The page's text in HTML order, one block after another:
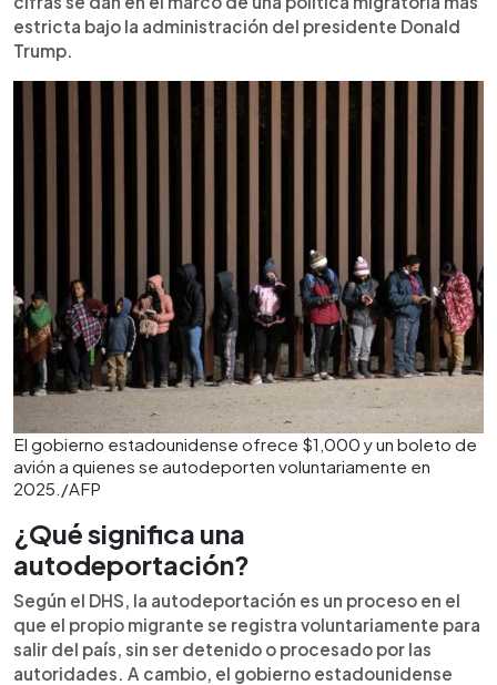
gobiernos latinoamericanos alertan sobre los
riesgos. Se recomienda a salvadoreños en EE.UU.
buscar asesoría legal antes de tomar decisiones,
otras protecciones legales.
estricta bajo la administración del presidente Donald
Trump.
El gobierno estadounidense ofrece $1,000 y un boleto de
avión a quienes se autodeporten voluntariamente en
2025./AFP
¿Qué significa una
autodeportación?
Según el DHS, la autodeportación es un proceso en el
que el propio migrante se registra voluntariamente para
salir del país, sin ser detenido o procesado por las
autoridades. A cambio, el gobierno estadounidense